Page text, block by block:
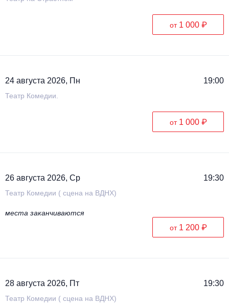
от 1 000 ₽
24 августа 2026, Пн 19:00
Театр Комедии.
от 1 000 ₽
26 августа 2026, Ср 19:30
Театр Комедии ( сцена на ВДНХ)
места заканчиваются
от 1 200 ₽
28 августа 2026, Пт 19:30
Театр Комедии ( сцена на ВДНХ)